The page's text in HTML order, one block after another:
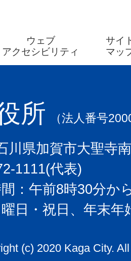
ウェブ
アクセシビリティ
サイ
マッ
所 （法人番号
川県加賀市大聖寺
1111(代表)
：午前8時30分か
曜日・祝日、年末
(c) 2020 Kaga City.